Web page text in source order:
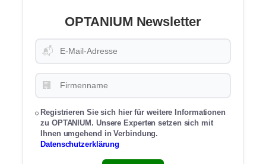
OPTANIUM Newsletter
📬
🏢
Registrieren Sie sich hier für weitere Informationen
zu OPTANIUM. Unsere Experten setzen sich mit
Ihnen umgehend in Verbindung.
Datenschutzerklärung